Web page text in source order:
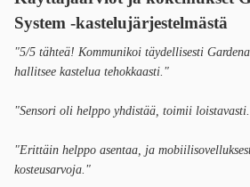
System -kastelujärjestelmästä
"5/5 tähteä! Kommunikoi täydellisesti
hallitsee kastelua tehokkaasti."
"Sensori oli helppo yhdistää, toimii
"Erittäin helppo asentaa, ja
kosteusarvoja."